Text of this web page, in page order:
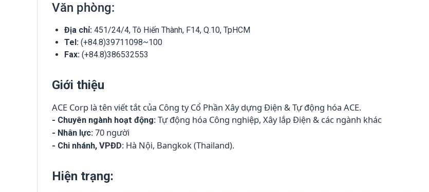
Văn phòng:
Địa chỉ: 451/24/4, Tô Hiến Thành, F14, Q.10, TpHCM
Tel: (+84.8)39711098~100
Fax: (+84.8)386532553
Giới thiệu
ACE Corp là tên viết tắt của Công ty Cổ Phần Xây dựng Điện & Tự động hóa ACE.
- Chuyên ngành hoạt động: Tự động hóa Công nghiệp, Xây lắp Điện & các ngành khác
- Nhân lực: 70 người
- Chi nhánh, VPĐD: Hà Nội, Bangkok (Thailand).
Hiện trạng: